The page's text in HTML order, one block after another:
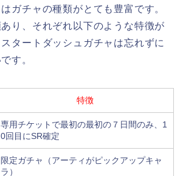
はガチャの種類がとても豊富です。
り、それぞれ以下のような特徴が
タートダッシュガチャは忘れずに
す。
特徴
専用チケットで最初の最初の７日間のみ、1
0回目にSR確定
限定ガチャ（アーティがピックアップキャ
ラ）